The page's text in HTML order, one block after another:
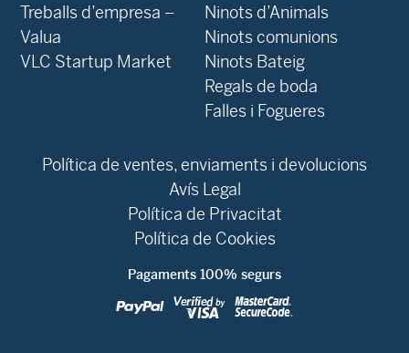
Treballs d’empresa –
Valua
VLC Startup Market
Ninots d’Animals
Ninots comunions
Ninots Bateig
Regals de boda
Falles i Fogueres
Política de ventes, enviaments i devolucions
Avís Legal
Política de Privacitat
Política de Cookies
Pagaments 100% segurs